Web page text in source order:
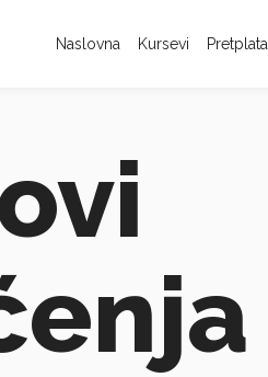
Naslovna Kursevi Pretplata